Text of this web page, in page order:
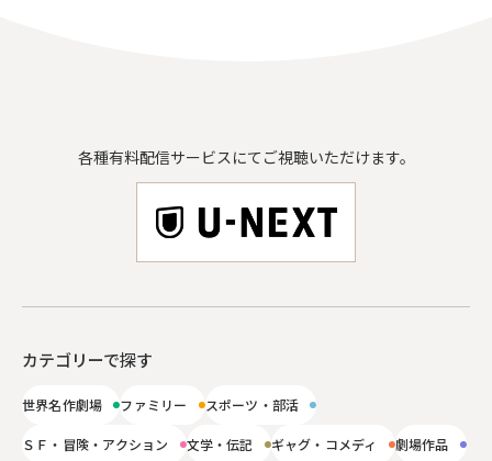
各種有料配信サービスにてご視聴いただけます。
カテゴリーで探す
世界名作劇場 ファミリー スポーツ・部活
ＳＦ・冒険・アクション 文学・伝記 ギャグ・コメディ 劇場作品